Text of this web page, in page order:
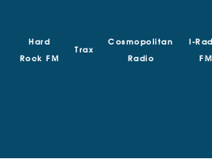
Hard
Rock FM
Trax
Cosmopolitan
Radio
I-
FM